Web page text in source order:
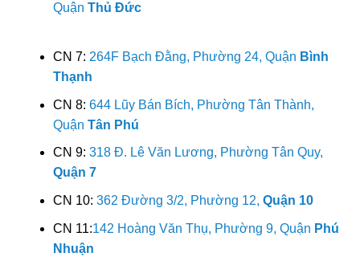
Quận Thủ Đức
CN 7: 264F Bạch Đằng, Phường 24, Quận Bình
Thạnh
CN 8: 644 Lũy Bán Bích, Phường Tân Thành,
Quận Tân Phú
CN 9: 318 Đ. Lê Văn Lương, Phường Tân Quy,
Quận 7
CN 10: 362 Đường 3/2, Phường 12, Quận 10
CN 11:142 Hoàng Văn Thụ, Phường 9, Quận Phú
Nhuận